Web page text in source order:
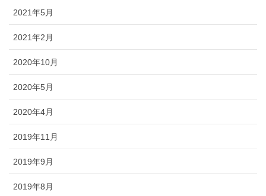
2021年5月
2021年2月
2020年10月
2020年5月
2020年4月
2019年11月
2019年9月
2019年8月